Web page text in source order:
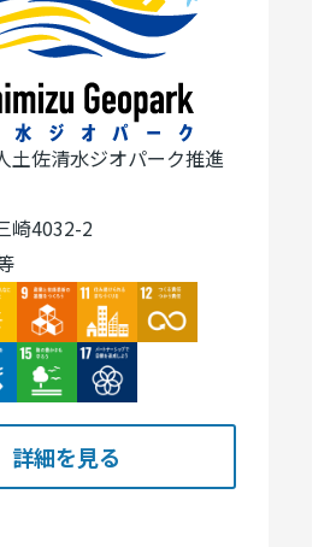
土佐清水ジオパーク推進
崎4032-2
Image Image Image
Image Image
詳細を見る